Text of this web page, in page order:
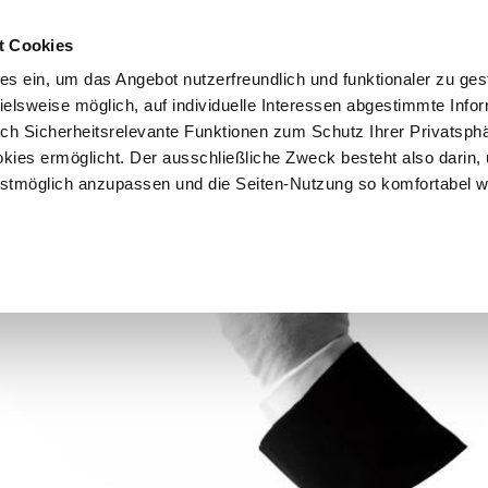
Cookies
ein, um das Angebot nutzerfreundlich und funktionaler zu
möglich, auf individuelle Interessen abgestimmte
Sicherheitsrelevante Funktionen zum Schutz Ihrer
ermöglicht. Der ausschließliche Zweck besteht also darin,
anzupassen und die Seiten-Nutzung so komfortabel
Vorteile Über uns